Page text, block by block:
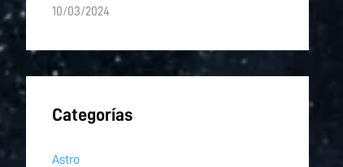
10/03/2024
Categorías
Astro